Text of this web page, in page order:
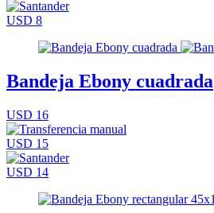
USD 8
Bandeja Ebony cuadrada
USD 16
USD 15
USD 14